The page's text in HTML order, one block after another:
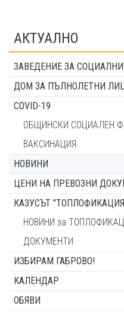
АКТУАЛНО
ЗАВЕДЕНИЕ ЗА
ДОМ ЗА ПЪЛНОЛЕТНИ
COVID-19
ОБЩИНСКИ СОЦИАЛЕН
ВАКСИНАЦИЯ
НОВИНИ
ЦЕНИ НА ПРЕВОЗНИ
КАЗУСЪТ
НОВИНИ за
ДОКУМЕНТИ
ИЗБИРАМ ГАБРОВО!
КАЛЕНДАР
ОБЯВИ